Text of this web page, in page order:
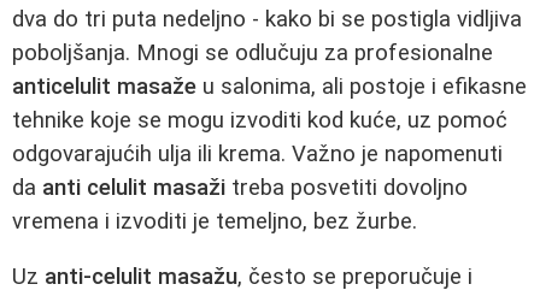
dva do tri puta nedeljno - kako bi se postigla vidljiva
poboljšanja. Mnogi se odlučuju za profesionalne
anticelulit masaže u salonima, ali postoje i efikasne
tehnike koje se mogu izvoditi kod kuće, uz pomoć
odgovarajućih ulja ili krema. Važno je napomenuti
da anti celulit masaži treba posvetiti dovoljno
vremena i izvoditi je temeljno, bez žurbe.
Uz anti-celulit masažu, često se preporučuje i